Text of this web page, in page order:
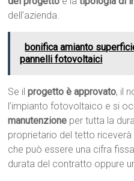
dell’azienda.
bonifica amianto
pannelli fotovoltaici
Se ilprogetto è approvato, il
l’impianto fotovoltaico e si
manutenzione per tutta la
proprietario del tetto
che può essere una cifra
durata del contratto oppure